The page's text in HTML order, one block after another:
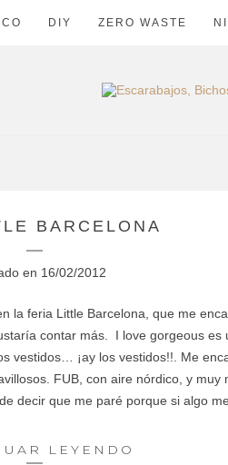
DIY ZERO WASTE
BARCELONA
en 16/02/2012
la feria Little Barcelona, que me
contar más. I love gorgeous es
vestidos… ¡ay los vestidos!!. Me
FUB, con aire nórdico, y muy
decir que me paré porque si algo
LEYENDO